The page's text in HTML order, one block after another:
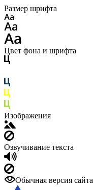
Размер шрифта
Цвет фона и шрифта
Изображения
Озвучивание текста
Обычная версия сайта